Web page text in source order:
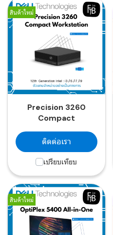
สินค้าใหม่
Precision 3260
Compact
ติดต่อเรา
เปรียบเทียบ
สินค้าใหม่